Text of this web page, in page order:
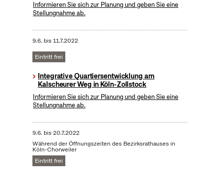
Informieren Sie sich zur Planung und geben Sie eine
Stellungnahme ab.
9.6. bis11.7.2022
Eintritt frei
Integrative Quartiersentwicklung am
Kalscheurer Weg in Köln-Zollstock
Informieren Sie sich zur Planung und geben Sie eine
Stellungnahme ab.
9.6. bis20.7.2022
Während der Öffnungszeiten des Bezirksrathauses in
Köln-Chorweiler
Eintritt frei